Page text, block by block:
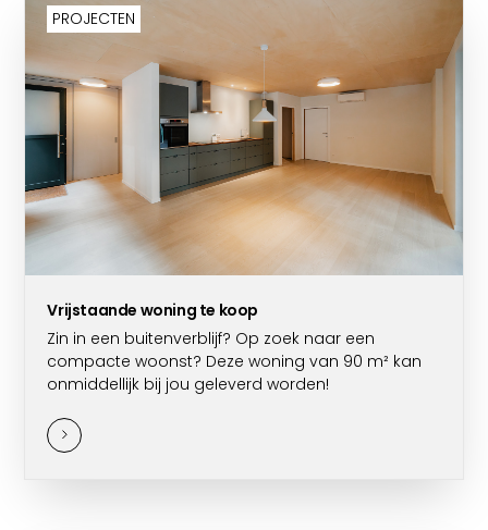
PROJECTEN
Vrijstaande woning te koop
Zin in een buitenverblijf? Op zoek naar een
compacte woonst? Deze woning van 90 m² kan
onmiddellijk bij jou geleverd worden!